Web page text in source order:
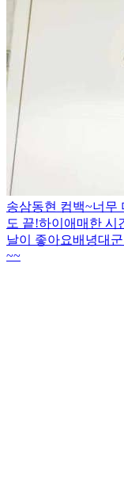
송삼동현 컴백~너무
도 끝!하이 애매한 시
날이 좋아요배녕대
~~